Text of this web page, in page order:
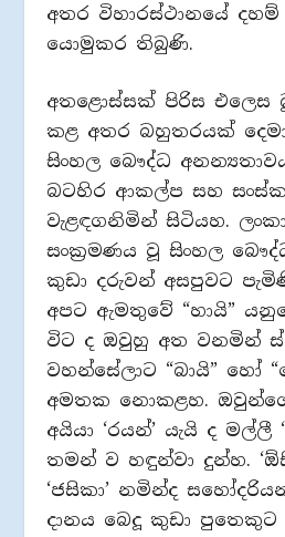
අතර විහාරස්ථානයේ
යොමුකර තිබුණි.
අතළොස්සක් පිරිස එලෙස
කළ අතර බහුතරයක්
සිංහල බෞද්ධ
බටහිර ආකල්ප සහ
වැළඳගනිමින් සිටියහ.
සංක්‍රමණය වූ සිංහල
කුඩා දරුවන් අසපුවට
අපට ඇමතුවේ “හායි”
විට ද ඔවුහු අත වනමින්
වහන්සේලාට “බායි” හෝ
අමතක නොකළහ.
අයියා ‘රයන්’ යැයි ද මල්ලී
තමන් ව හඳුන්වා දුන්හ.
‘ජසිකා’ නමින්ද
දානය බෙදූ කුඩා පුතෙකුට